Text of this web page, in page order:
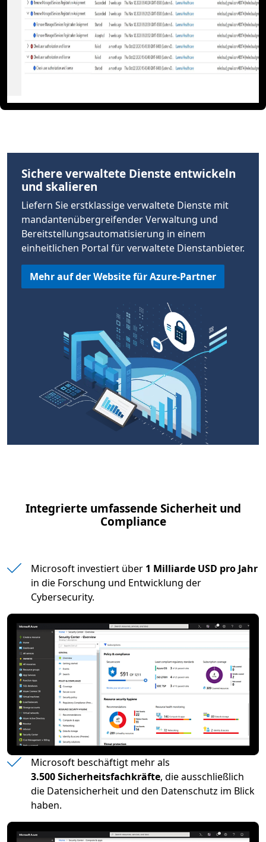
Sichere verwaltete Dienste entwickeln
und skalieren
Liefern Sie erstklassige verwaltete Dienste mit
mandantenübergreifender Verwaltung und
Bereitstellungsautomatisierung in einem
einheitlichen Portal für verwaltete Dienstanbieter.
Mehr auf der Website für Azure-Partner
Integrierte umfassende Sicherheit und
Compliance
Microsoft investiert über 1 Milliarde USD pro Jahr
in die Forschung und Entwicklung der
Cybersecurity.
Microsoft beschäftigt mehr als
3.500 Sicherheitsfachkräfte, die ausschließlich
die Datensicherheit und den Datenschutz im Blick
haben.